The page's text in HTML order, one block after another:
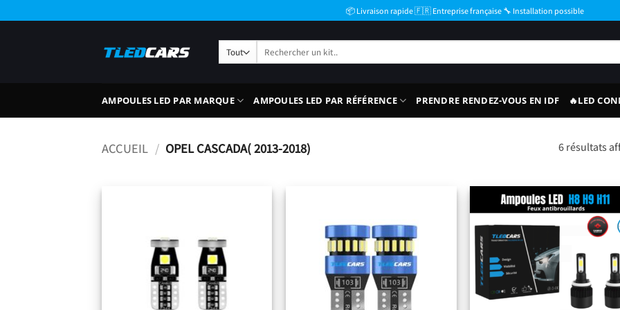
au
📦 Livraison rapide 🇫🇷 Entreprise française 🔧 Installation possible
Recherche
pour :
AMPOULES LED PAR MARQUE AMPOULES LED PAR RÉFÉRENCE PRENDRE RENDEZ-VOUS EN IDF 🔥LED
ACCUEIL / OPEL CASCADA( 2013-2018) 6 résultats